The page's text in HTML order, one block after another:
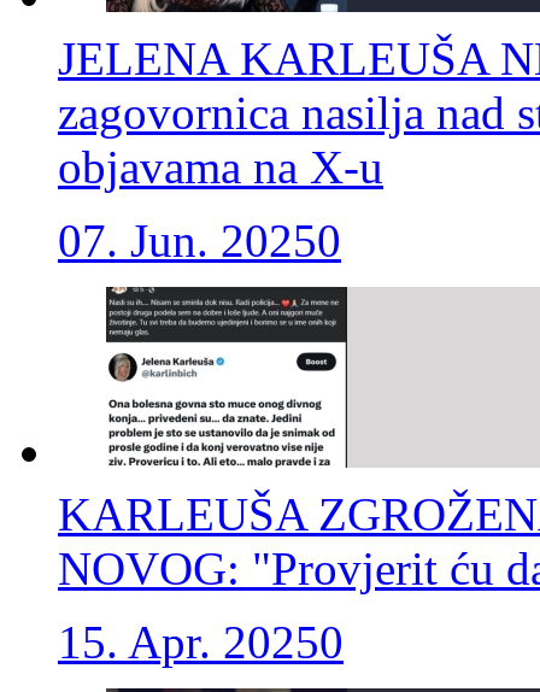
JELENA KARLEUŠA
zagovornica nasilja nad
objavama na X-u
07. Jun. 20250
KARLEUŠA
NOVOG: "Provjerit ću
15. Apr. 20250